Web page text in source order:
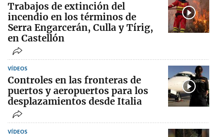
Trabajos de extinción del
incendio en los términos de
Serra Engarcerán, Culla y Tírig,
en Castellón
VÍDEOS
Controles en las fronteras de
puertos y aeropuertos para los
desplazamientos desde Italia
VÍDEOS